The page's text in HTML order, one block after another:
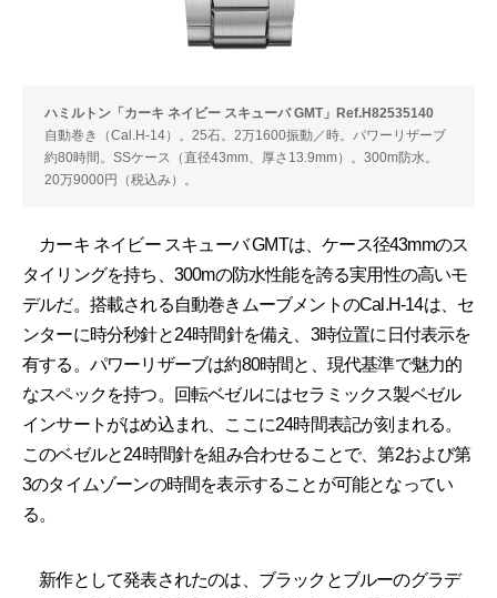
ハミルトン「カーキ ネイビー スキューバ GMT」Ref.H82535140
自動巻き（Cal.H-14）。25石。2万1600振動／時。パワーリザーブ
約80時間。SSケース（直径43mm、厚さ13.9mm）。300m防水。
20万9000円（税込み）。
カーキ ネイビー スキューバ GMTは、ケース径43mmのス
タイリングを持ち、300mの防水性能を誇る実用性の高いモ
デルだ。搭載される自動巻きムーブメントのCal.H-14は、セ
ンターに時分秒針と24時間針を備え、3時位置に日付表示を
有する。パワーリザーブは約80時間と、現代基準で魅力的
なスペックを持つ。回転ベゼルにはセラミックス製ベゼル
インサートがはめ込まれ、ここに24時間表記が刻まれる。
このベゼルと24時間針を組み合わせることで、第2および第
3のタイムゾーンの時間を表示することが可能となってい
る。
新作として発表されたのは、ブラックとブルーのグラデ